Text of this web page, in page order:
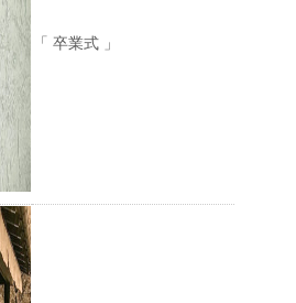
「 卒業式 」